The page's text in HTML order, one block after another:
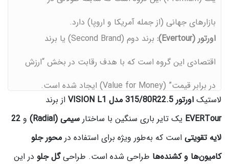
بازارهای جهانی (از جمله آمریکا و اروپا) دارد.
اورتور (Evertour):
برند دوم (Second Brand) یا برند
اقتصادی این گروه است که با هدف رقابت در بخش “ارزش
در برابر قیمت” (Value for Money) ایجاد شده است.
لاستیک اورتور 315/80R22.5 مدل VISION L1
از برند
EVERTour یک تایر باری سنگین با ساختار سیمی (Radial) و 22
لایه تقویتی است که به‌طور ویژه برای استفاده در محور جلو
کامیون‌ها و کشنده‌ها طراحی شده است. طراحیگل جلو در این